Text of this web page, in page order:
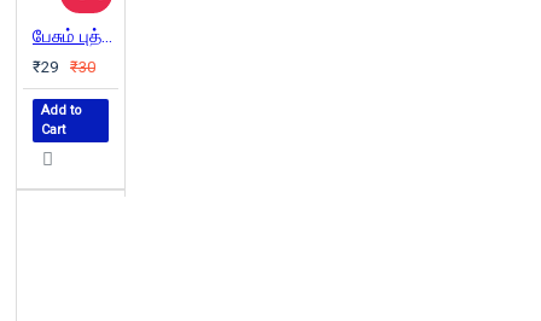
பேசும் புத்தகம் - (சிறார் சொன்ன கதை)
₹29 ₹30
Add to
Cart